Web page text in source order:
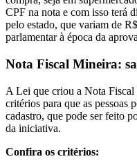
CPF na nota e com isso terá
pelo estado, que variam de
parlamentar à época da
Nota Fiscal Mineira:
A Lei que criou a Nota Fiscal
critérios para que as pessoas
cadastro, que pode ser feito
da iniciativa.
Confira os critérios: